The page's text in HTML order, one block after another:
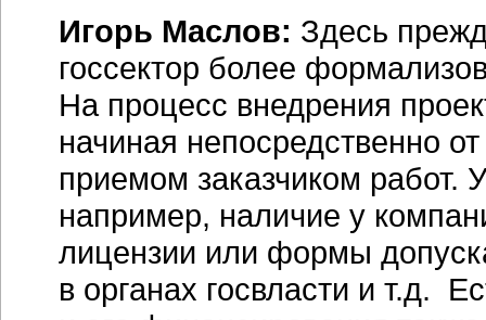
Игорь Маслов: Здесь
госсектор более
На процесс внедрения
начиная непосредственно
приемом заказчиком работ.
например, наличие у
лицензии или формы
в органах госвласти и т.д.